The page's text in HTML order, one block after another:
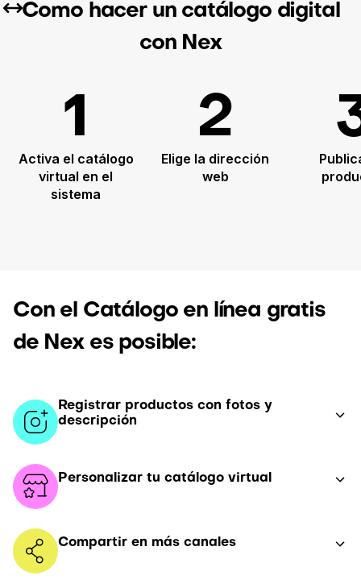
Como hacer un catálogo digital
con Nex
1
Activa el catálogo
virtual en el
sistema
2
Elige la dirección
web
Con el Catálogo en línea gratis
de Nex es posible:
Registrar productos con fotos y
descripción
Personalizar tu catálogo virtual
Compartir en más canales